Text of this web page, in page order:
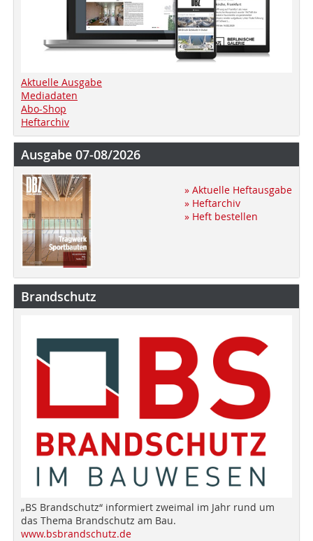
Aktuelle Ausgabe
Mediadaten
Abo-Shop
Heftarchiv
Ausgabe 07-08/2026
» Aktuelle Heftausgabe
» Heftarchiv
» Heft bestellen
Brandschutz
„BS Brandschutz“ informiert zweimal im Jahr rund um
das Thema Brandschutz am Bau.
www.bsbrandschutz.de